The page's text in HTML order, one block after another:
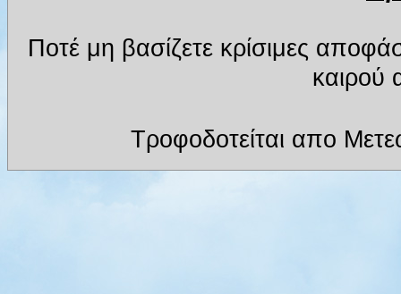
Ποτέ μη βασίζετε κρίσιμες
καιρού
Τροφοδοτείται απο